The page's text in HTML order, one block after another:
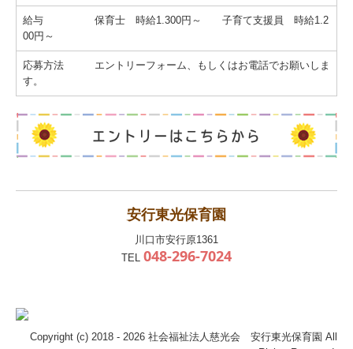
給与 保育士 時給1.300円～ 子育て支援員 時給1.2
00円～
応募方法 エントリーフォーム、もしくはお電話でお願いしま
す。
安行東光保育園
川口市安行原1361
TEL 048-296-7024
Copyright (c) 2018 - 2026 社会福祉法人慈光会 安行東光保育園 All